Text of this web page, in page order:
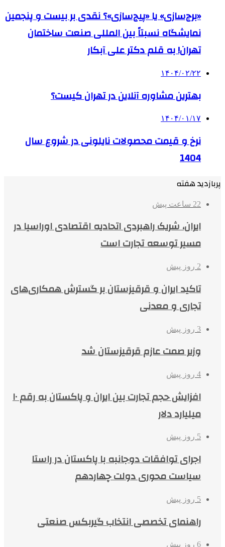
«برج‌سازی» یا «پیج‌سازی»؟ نقدی بر بیست و پنجمین
نمایشگاه نسبتاً بین المللی صنعت ساختمان
تهران! به قلم دکتر علی آبکار
۱۴۰۴/۰۲/۲۲
بهترین مشاوره آنلاین در تهران کیست؟
۱۴۰۴/۰۱/۱۷
نرخ و قیمت محصولات نایلونی در شروع سال
1404
پربازدید هفته
22 ساعت پیش
ایران، شریک راهبردی اتحادیه اقتصادی اوراسیا در
مسیر توسعه تجارت است
2 روز پیش
تاکید ایران و قرقیزستان بر گسترش همکاری‌های
تجاری و معدنی
3 روز پیش
وزیر صمت عازم قرقیزستان شد
4 روز پیش
افزایش حجم تجارت بین ایران و پاکستان به رقم ۱۰
میلیارد دلار
5 روز پیش
اجرای توافقات دوجانبه با پاکستان در راستا
سیاست محوری دولت چهاردهم
5 روز پیش
راهنمای تخصصی انتخاب گیربکس صنعتی
6 روز پیش